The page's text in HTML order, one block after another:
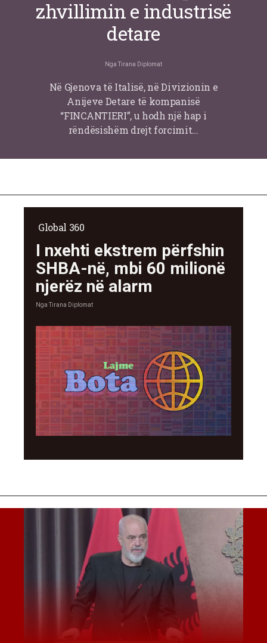
zhvillimin e industrisë
detare
Nga Tirana Diplomat
Në Gjenova të Italisë, në Divizionin e
Anijeve Detare të kompanisë
“FINCANTIERI”, u hodh një hap i
rëndësishëm drejt forcimit…
Global 360
I nxehti ekstrem përfshin
SHBA-në, mbi 60 milionë
njerëz në alarm
Nga Tirana Diplomat